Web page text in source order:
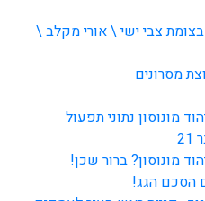
הסדרי תנועה 24-26.8.21 בצומת צבי ישי \ אורי מקלב \
מסרונים
מונוסון נתוני תפעול
מונוסון? ברור שכן!
הסכם הגג!